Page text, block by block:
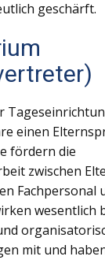
geschärft.
einen
fördern die
zwischen
Fachpersonal
wesentlich
mit und